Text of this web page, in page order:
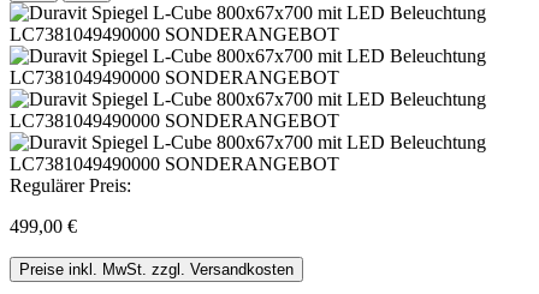
Regulärer Preis:
499,00 €
Preise inkl. MwSt. zzgl. Versandkosten